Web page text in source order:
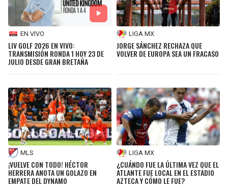
EN VIVO
LIV GOLF 2026 EN VIVO:
TRANSMISIÓN RONDA 1 HOY 23 DE
JULIO DESDE GRAN BRETAÑA
LIGA MX
JORGE SÁNCHEZ RECHAZA QUE
VOLVER DE EUROPA SEA UN FRACASO
MLS
¡VUELVE CON TODO! HÉCTOR
HERRERA ANOTA UN GOLAZO EN
EMPATE DEL DYNAMO
LIGA MX
¿CUÁNDO FUE LA ÚLTIMA VEZ QUE EL
ATLANTE FUE LOCAL EN EL ESTADIO
AZTECA Y CÓMO LE FUE?